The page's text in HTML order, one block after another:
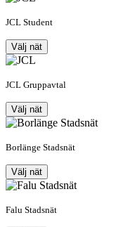
JCL Student
Välj nät
JCL Gruppavtal
Välj nät
Borlänge Stadsnät
Välj nät
Falu Stadsnät